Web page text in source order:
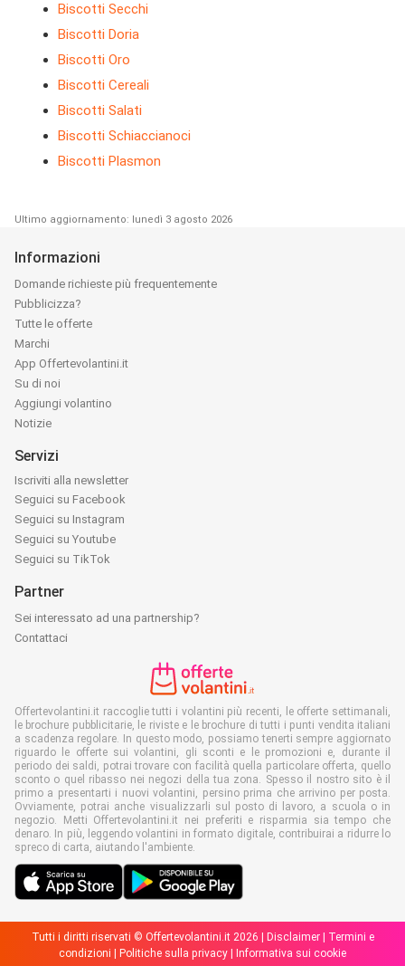
Biscotti Secchi
Biscotti Doria
Biscotti Oro
Biscotti Cereali
Biscotti Salati
Biscotti Schiaccianoci
Biscotti Plasmon
Ultimo aggiornamento: lunedì 3 agosto 2026
Informazioni
Domande richieste più frequentemente
Pubblicizza?
Tutte le offerte
Marchi
App Offertevolantini.it
Su di noi
Aggiungi volantino
Notizie
Servizi
Iscriviti alla newsletter
Seguici su Facebook
Seguici su Instagram
Seguici su Youtube
Seguici su TikTok
Partner
Sei interessato ad una partnership?
Contattaci
Offertevolantini.it raccoglie tutti i volantini più recenti, le offerte settimanali,
le brochure pubblicitarie, le riviste e le brochure di tutti i punti vendita italiani
a scadenza regolare. In questo modo, possiamo tenerti sempre aggiornato
riguardo le offerte sui volantini, gli sconti e le promozioni e, durante il
periodo dei saldi, potrai trovare con facilità quella particolare offerta, quello
sconto o quel ribasso nei negozi della tua zona. Spesso il nostro sito è il
primo a presentarti i nuovi volantini, persino prima che arrivino per posta.
Ovviamente, potrai anche visualizzarli sul posto di lavoro, a scuola o in
negozio. Metti Offertevolantini.it nei preferiti e risparmia sia tempo che
denaro. In più, leggendo volantini in formato digitale, contribuirai a ridurre lo
spreco di carta, aiutando l'ambiente.
Tutti i diritti riservati © Offertevolantini.it 2026 | Disclaimer|
Termini e
condizioni
Politiche sulla privacy Informativa sui cookie